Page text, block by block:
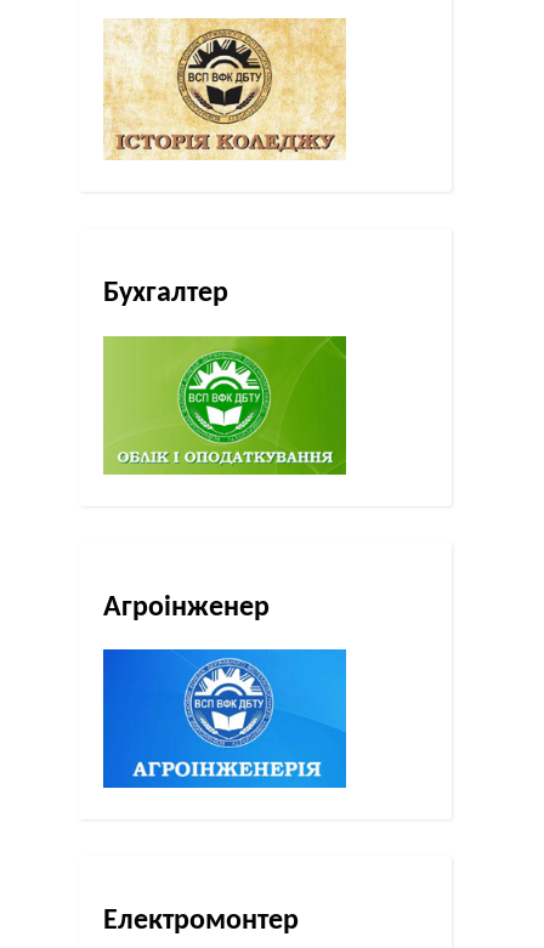
Бухгалтер
Агроінженер
Електромонтер